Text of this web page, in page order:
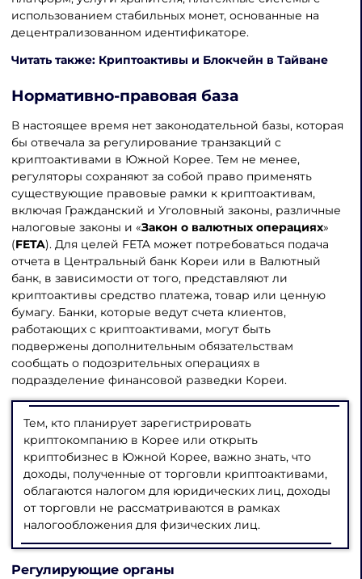
использованием стабильных монет, основанные на
децентрализованном идентификаторе.
Читать также: Криптоактивы и Блокчейн в Тайване
Нормативно-правовая база
В настоящее время нет законодательной базы, которая
бы отвечала за регулирование транзакций с
криптоактивами в Южной Корее. Тем не менее,
регуляторы сохраняют за собой право применять
существующие правовые рамки к криптоактивам,
включая Гражданский и Уголовный законы, различные
налоговые законы и «Закон о валютных операциях»
(FETA). Для целей FETA может потребоваться подача
отчета в Центральный банк Кореи или в Валютный
банк, в зависимости от того, представляют ли
криптоактивы средство платежа, товар или ценную
бумагу. Банки, которые ведут счета клиентов,
работающих с криптоактивами, могут быть
подвержены дополнительным обязательствам
сообщать о подозрительных операциях в
подразделение финансовой разведки Кореи.
Тем, кто планирует зарегистрировать
криптокомпанию в Корее или открыть
криптобизнес в Южной Корее, важно знать, что
доходы, полученные от торговли криптоактивами,
облагаются налогом для юридических лиц, доходы
от торговли не рассматриваются в рамках
налогообложения для физических лиц.
Регулирующие органы